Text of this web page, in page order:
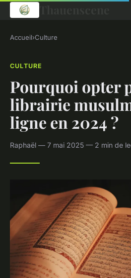
Accueil›Culture
CULTURE
Pourquoi opter
librairie
ligne en 2024 ?
Raphaël — 7 mai 2025 — 2 min de